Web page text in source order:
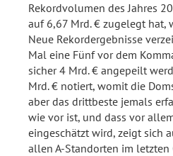
Rekordvolumen des Jahres
auf 6,67 Mrd. € zugelegt hat,
Neue Rekordergebnisse
Mal eine Fünf vor dem
sicher 4 Mrd. € angepeilt
Mrd. € notiert, womit die
aber das drittbeste jemals
wie vor ist, und dass vor
eingeschätzt wird, zeigt sich
allen A-Standorten im